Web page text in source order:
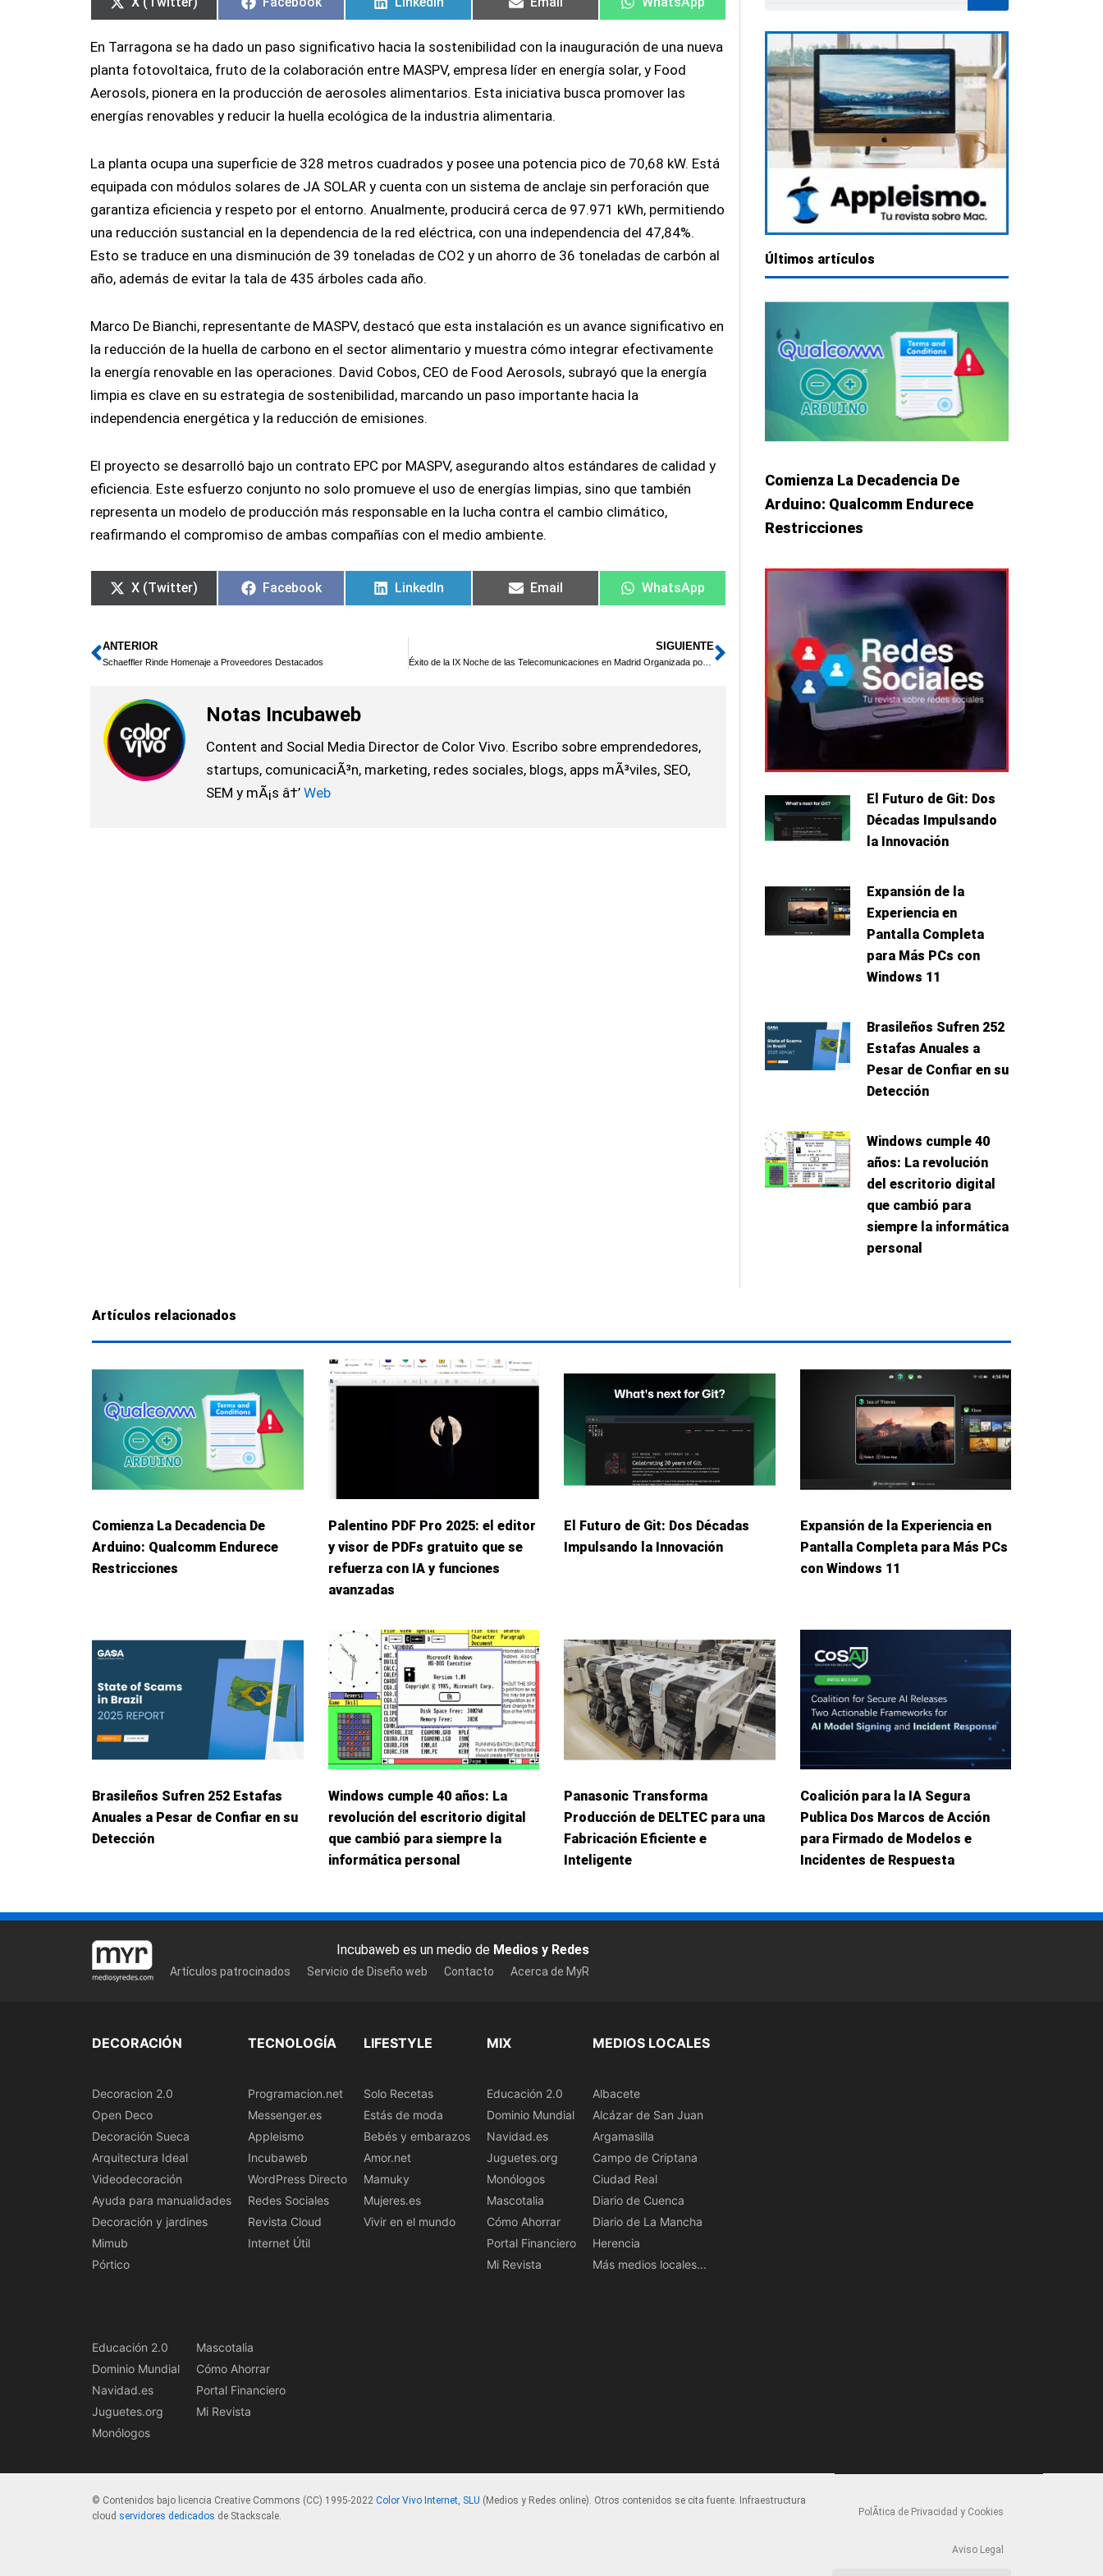
En Tarragona se ha dado un paso significativo hacia la sostenibilidad con la inauguración de una nueva
planta fotovoltaica, fruto de la colaboración entre MASPV, empresa líder en energía solar, y Food
Aerosols, pionera en la producción de aerosoles alimentarios. Esta iniciativa busca promover las
energías renovables y reducir la huella ecológica de la industria alimentaria.
La planta ocupa una superficie de 328 metros cuadrados y posee una potencia pico de 70,68 kW. Está
equipada con módulos solares de JA SOLAR y cuenta con un sistema de anclaje sin perforación que
garantiza eficiencia y respeto por el entorno. Anualmente, producirá cerca de 97.971 kWh, permitiendo
una reducción sustancial en la dependencia de la red eléctrica, con una independencia del 47,84%.
Esto se traduce en una disminución de 39 toneladas de CO2 y un ahorro de 36 toneladas de carbón al
año, además de evitar la tala de 435 árboles cada año.
Marco De Bianchi, representante de MASPV, destacó que esta instalación es un avance significativo en
la reducción de la huella de carbono en el sector alimentario y muestra cómo integrar efectivamente
la energía renovable en las operaciones. David Cobos, CEO de Food Aerosols, subrayó que la energía
limpia es clave en su estrategia de sostenibilidad, marcando un paso importante hacia la
independencia energética y la reducción de emisiones.
El proyecto se desarrolló bajo un contrato EPC por MASPV, asegurando altos estándares de calidad y
eficiencia. Este esfuerzo conjunto no solo promueve el uso de energías limpias, sino que también
representa un modelo de producción más responsable en la lucha contra el cambio climático,
reafirmando el compromiso de ambas compañías con el medio ambiente.
X (Twitter) Facebook LinkedIn Email WhatsApp
Ant
ANTERIOR
Schaeffler Rinde Homenaje a Proveedores Destacados
SIGUIENTE
Éxito de la IX Noche de las Telecomunicaciones en Madrid Organizada por AEIT Siguiente
Notas Incubaweb
Content and Social Media Director de Color Vivo. Escribo sobre emprendedores,
startups, comunicaciÃ³n, marketing, redes sociales, blogs, apps mÃ³viles, SEO,
SEM y mÃ¡s â†’ Web
Últimos artículos
Comienza La Decadencia De
Arduino: Qualcomm Endurece
Restricciones
El Futuro de Git: Dos
Décadas Impulsando
la Innovación
Expansión de la
Experiencia en
Pantalla Completa
para Más PCs con
Windows 11
Brasileños Sufren 252
Estafas Anuales a
Pesar de Confiar en su
Detección
Windows cumple 40
años: La revolución
del escritorio digital
que cambió para
siempre la informática
personal
Artículos relacionados
Comienza La Decadencia De
Arduino: Qualcomm Endurece
Restricciones
Palentino PDF Pro 2025: el editor
y visor de PDFs gratuito que se
refuerza con IA y funciones
avanzadas
El Futuro de Git: Dos Décadas
Impulsando la Innovación
Expansión de la Experiencia en
Pantalla Completa para Más PCs
con Windows 11
Brasileños Sufren 252 Estafas
Anuales a Pesar de Confiar en su
Detección
Windows cumple 40 años: La
revolución del escritorio digital
que cambió para siempre la
informática personal
Panasonic Transforma
Producción de DELTEC para una
Fabricación Eficiente e
Inteligente
Coalición para la IA Segura
Publica Dos Marcos de Acción
para Firmado de Modelos e
Incidentes de Respuesta
Incubaweb es un medio de Medios y Redes
Artículos patrocinados Servicio de Diseño web Contacto Acerca de MyR
DECORACIÓN
Decoracion 2.0
Open Deco
Decoración Sueca
Arquitectura Ideal
Videodecoración
Ayuda para manualidades
Decoración y jardines
Mimub
Pórtico
TECNOLOGÍA
Programacion.net
Messenger.es
Appleismo
Incubaweb
WordPress Directo
Redes Sociales
Revista Cloud
Internet Útil
LIFESTYLE
Solo Recetas
Estás de moda
Bebés y embarazos
Amor.net
Mamuky
Mujeres.es
Vivir en el mundo
MIX
Educación 2.0
Dominio Mundial
Navidad.es
Juguetes.org
Monólogos
Mascotalia
Cómo Ahorrar
Portal Financiero
Mi Revista
MEDIOS LOCALES
Albacete
Alcázar de San Juan
Argamasilla
Campo de Criptana
Ciudad Real
Diario de Cuenca
Diario de La Mancha
Herencia
Más medios locales...
Educación 2.0
Dominio Mundial
Navidad.es
Juguetes.org
Monólogos
Mascotalia
Cómo Ahorrar
Portal Financiero
Mi Revista
© Contenidos bajo licencia Creative Commons (CC) 1995-2022 Color Vivo Internet, SLU (Medios y Redes online). Otros contenidos se cita fuente. Infraestructura
cloud servidores dedicados de Stackscale. PolÃ­tica de Privacidad y Cookies
Aviso Legal